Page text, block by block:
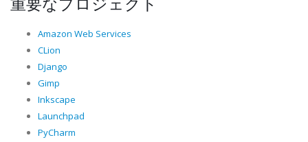
Amazon Web Services
CLion
Django
Gimp
Inkscape
Launchpad
PyCharm